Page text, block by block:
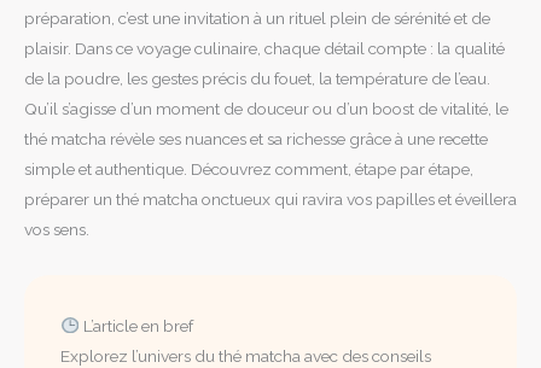
préparation, c’est une invitation à un rituel plein de sérénité et de
plaisir. Dans ce voyage culinaire, chaque détail compte : la qualité
de la poudre, les gestes précis du fouet, la température de l’eau.
Qu’il s’agisse d’un moment de douceur ou d’un boost de vitalité, le
thé matcha révèle ses nuances et sa richesse grâce à une recette
simple et authentique. Découvrez comment, étape par étape,
préparer un thé matcha onctueux qui ravira vos papilles et éveillera
vos sens.
L’article en bref
Explorez l’univers du thé matcha avec des conseils